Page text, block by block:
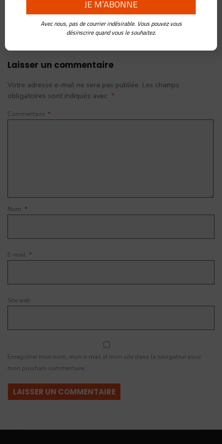
Laisser un commentaire
Votre adresse e-mail ne sera pas publiée. Les champs
obligatoires sont indiqués avec *
Commentaire *
Nom *
E-mail *
Site web
Enregistrer mon nom, mon e-mail et mon site dans le navigateur pour
mon prochain commentaire.
Avec nous, pas de courrier indésirable. Vous pouvez vous
désinscrire quand vous le souhaitez.